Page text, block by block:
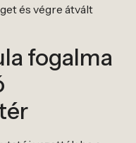
és végre átvált
fogalma